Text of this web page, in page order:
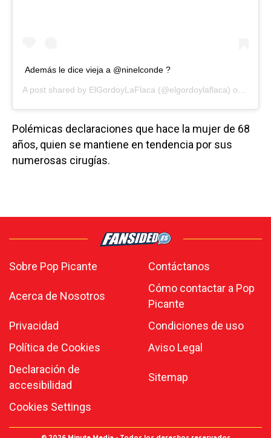
Además le dice vieja a @ninelconde ?
A post shared by ElGordoyLaFlaca (@elgordoylaflaca) on
Polémicas declaraciones que hace la mujer de 68
años, quien se mantiene en tendencia por sus
numerosas cirugías.
Sobre Pop Picante Contáctanos
Acerca de Nosotros
Cómo contactar a Pop
Picante
Privacidad
Condiciones de uso
Política de Cookies
Aviso Legal
Declaración de
accesibilidad
Sitemap
Cookies Settings